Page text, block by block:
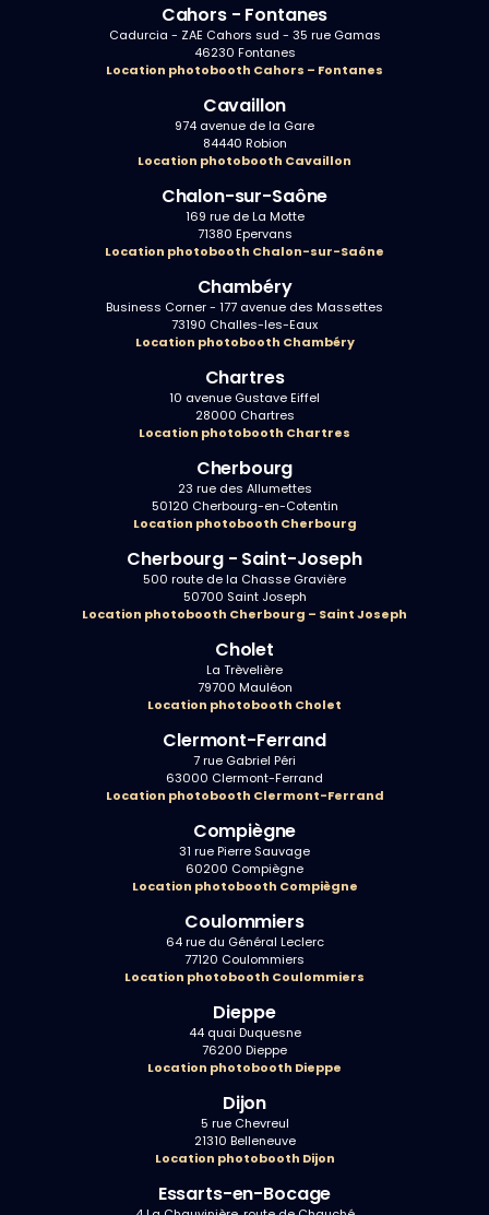
Cahors - Fontanes
Cadurcia - ZAE Cahors sud - 35 rue Gamas
46230 Fontanes
Location photobooth Cahors – Fontanes
Cavaillon
974 avenue de la Gare
84440 Robion
Location photobooth Cavaillon
Chalon-sur-Saône
169 rue de La Motte
71380 Epervans
Location photobooth Chalon-sur-Saône
Chambéry
Business Corner - 177 avenue des Massettes
73190 Challes-les-Eaux
Location photobooth Chambéry
Chartres
10 avenue Gustave Eiffel
28000 Chartres
Location photobooth Chartres
Cherbourg
23 rue des Allumettes
50120 Cherbourg-en-Cotentin
Location photobooth Cherbourg
Cherbourg - Saint-Joseph
500 route de la Chasse Gravière
50700 Saint Joseph
Location photobooth Cherbourg – Saint Joseph
Cholet
La Trèvelière
79700 Mauléon
Location photobooth Cholet
Clermont-Ferrand
7 rue Gabriel Péri
63000 Clermont-Ferrand
Location photobooth Clermont-Ferrand
Compiègne
31 rue Pierre Sauvage
60200 Compiègne
Location photobooth Compiègne
Coulommiers
64 rue du Général Leclerc
77120 Coulommiers
Location photobooth Coulommiers
Dieppe
44 quai Duquesne
76200 Dieppe
Location photobooth Dieppe
Dijon
5 rue Chevreul
21310 Belleneuve
Location photobooth Dijon
Essarts-en-Bocage